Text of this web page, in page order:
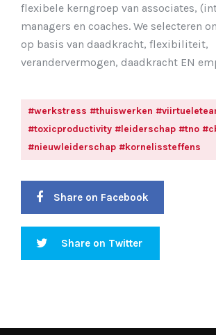
flexibele kerngroep van associates,
managers en coaches. We selecteren
op basis van daadkracht, flexibiliteit,
verandervermogen, daadkracht EN
#werkstress #thuiswerken
#toxicproductivity #leiderschap #tno
#nieuwleiderschap #kornelissteffens
Share on Facebook
Share on Twitter